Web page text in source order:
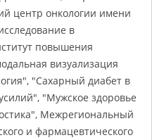
центр онкологии имени
в
повышения
визуализация
"Сахарный диабет в
"Мужское здоровье
Межрегиональный
и фармацевтического